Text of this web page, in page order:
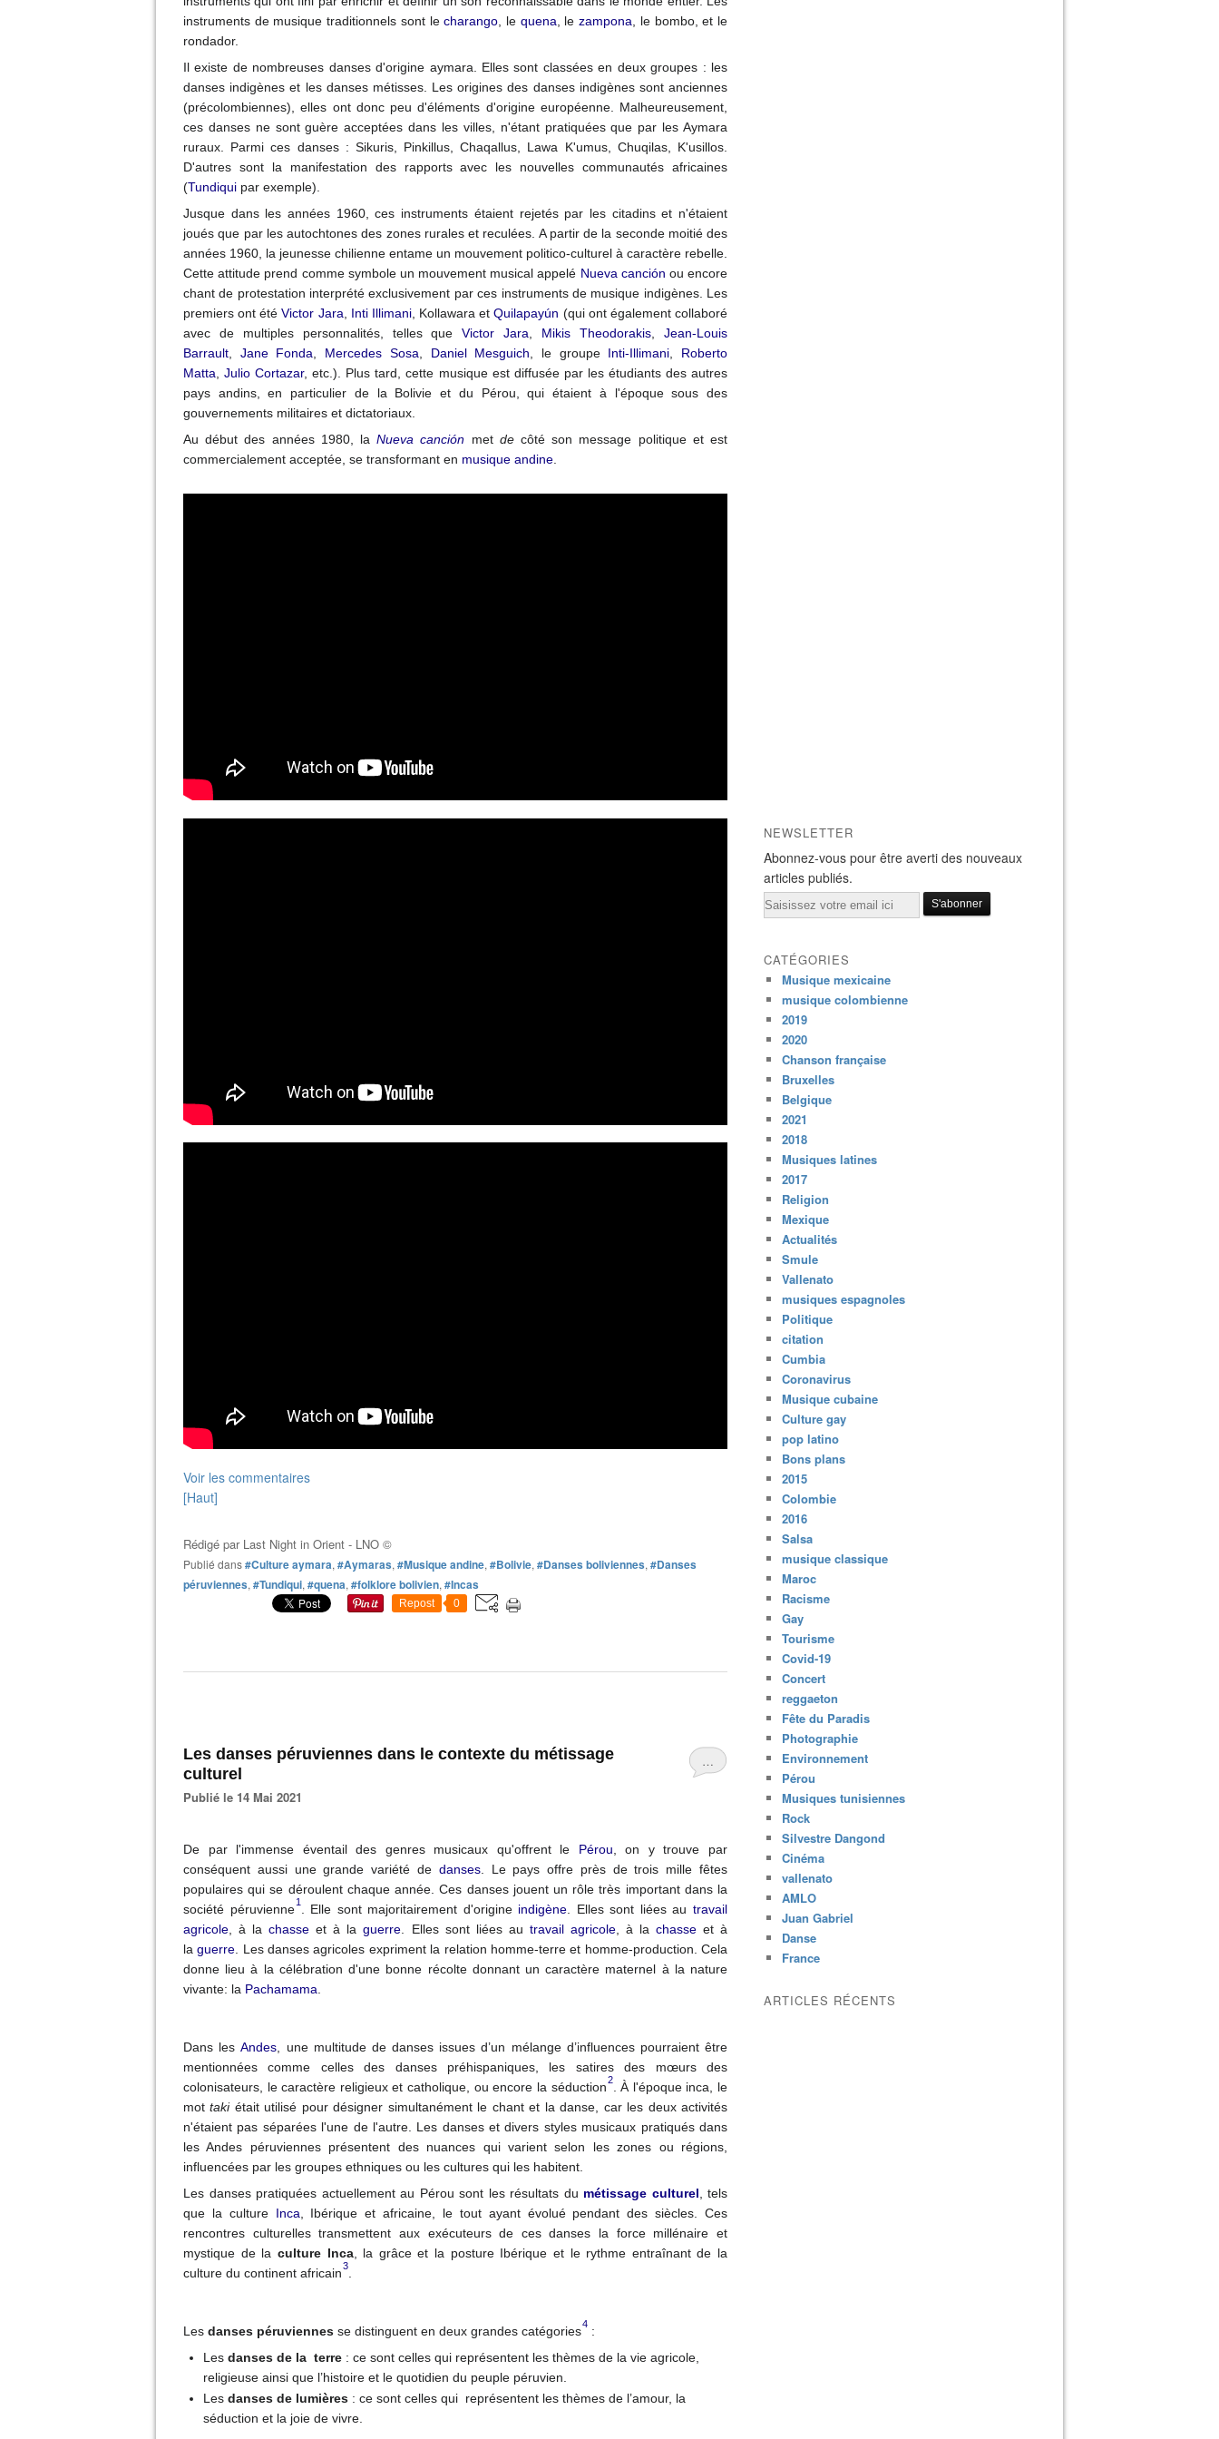
instruments de musique traditionnels sont le charango , le quena , le zampona , le bombo, et le
rondador.
Il existe de nombreuses danses d'origine aymara. Elles sont classées en deux groupes : les
danses indigènes et les danses métisses. Les origines des danses indigènes sont anciennes
(précolombiennes), elles ont donc peu d'éléments d'origine européenne. Malheureusement,
ces danses ne sont guère acceptées dans les villes, n'étant pratiquées que par les Aymara
ruraux. Parmi ces danses : Sikuris, Pinkillus, Chaqallus, Lawa K'umus, Chuqilas, K'usillos.
D'autres sont la manifestation des rapports avec les nouvelles communautés africaines
(Tundiqui par exemple).
Jusque dans les années 1960, ces instruments étaient rejetés par les citadins et n'étaient
joués que par les autochtones des zones rurales et reculées. A partir de la seconde moitié des
années 1960, la jeunesse chilienne entame un mouvement politico-culturel à caractère rebelle.
Cette attitude prend comme symbole un mouvement musical appelé Nueva canción ou encore
chant de protestation interprété exclusivement par ces instruments de musique indigènes. Les
premiers ont été Victor Jara Inti Illimani, Kollawara et Quilapayún (qui ont également collaboré
avec de multiples personnalités, telles que
Victor Jara Mikis Theodorakis
Jean-Louis
Barrault
Jane Fonda Mercedes Sosa Daniel Mesguich , le groupe Inti-Illimani
Roberto
Matta
Julio Cortazar, etc.). Plus tard, cette musique est diffusée par les étudiants des autres
pays andins, en particulier de la Bolivie et du Pérou, qui étaient à l'époque sous des
gouvernements militaires et dictatoriaux.
Au début des années 1980, la Nueva canción met de côté son message politique et est
commercialement acceptée, se transformant en musique andine
Voir les commentaires
[Haut]
Rédigé par Last Night in Orient - LNO ©
Publié dans#Culture aymara, #Aymaras, #Musique andine, #Bolivie, #Danses boliviennes, #Danses
péruviennes, #Tundiqui, #quena, #folklore bolivien, #Incas
Repost 0
…
Les danses péruviennes dans le contexte du métissage
culturel
Publié le 14 Mai 2021
De par l'immense éventail des genres musicaux qu'offrent le Pérou , on y trouve par
conséquent aussi une grande variété de danses. Le pays offre près de trois mille fêtes
populaires qui se déroulent chaque année. Ces danses jouent un rôle très important dans la
société péruvienne 1. Elle sont majoritairement d'origine indigène . Elles sont liées au travail
agricole , à la chasse et à la guerre Elles sont liées au travail agricole, à la chasse et à
la guerre . Les danses agricoles expriment la relation homme-terre et homme-production. Cela
donne lieu à la célébration d'une bonne récolte donnant un caractère maternel à la nature
vivante: la Pachamama
Dans les Andes , une multitude de danses issues d’un mélange d’influences pourraient être
mentionnées comme celles des danses préhispaniques, les satires des mœurs des
colonisateurs, le caractère religieux et catholique, ou encore la séduction2.À l'époque inca, le
mottaki était utilisé pour désigner simultanément le chant et la danse, car les deux activités
n'étaient pas séparées l'une de l'autre. Les danses et divers styles musicaux pratiqués dans
les Andes péruviennes présentent des nuances qui varient selon les zones ou régions,
influencées par les groupes ethniques ou les cultures qui les habitent.
Les danses pratiquées actuellement au Pérou sont les résultats du métissage culturel , tels
que la culture Inca , Ibérique et africaine, le tout ayant évolué pendant des siècles. Ces
rencontres culturelles transmettent aux exécuteurs de ces danses la force millénaire et
mystique de la culture Inca, la grâce et la posture Ibérique et le rythme entraînant de la
culture du continent africain3
Les danses péruviennes se distinguent en deux grandes catégories4 :
Lesdanses de la terre : ce sont celles qui représentent les thèmes de la vie agricole,
religieuse ainsi que l’histoire et le quotidien du peuple péruvien.
Lesdanses de lumières : ce sont celles qui représentent les thèmes de l’amour, la
séduction et la joie de vivre.
NEWSLETTER
Abonnez-vous pour être averti des nouveaux
articles publiés.
Email
CATÉGORIES
Musique mexicaine
musique colombienne
2019
2020
Chanson française
Bruxelles
Belgique
2021
2018
Musiques latines
2017
Religion
Mexique
Actualités
Smule
Vallenato
musiques espagnoles
Politique
citation
Cumbia
Coronavirus
Musique cubaine
Culture gay
pop latino
Bons plans
2015
Colombie
2016
Salsa
musique classique
Maroc
Racisme
Gay
Tourisme
Covid-19
Concert
reggaeton
Fête du Paradis
Photographie
Environnement
Pérou
Musiques tunisiennes
Rock
Silvestre Dangond
Cinéma
vallenato
AMLO
Juan Gabriel
Danse
France
ARTICLES RÉCENTS